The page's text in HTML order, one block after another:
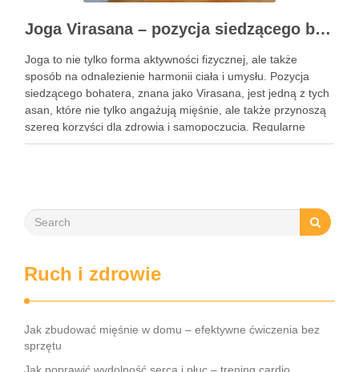
Joga Virasana – pozycja siedzącego bohatera i jej korzyści
Joga to nie tylko forma aktywności fizycznej, ale także
sposób na odnalezienie harmonii ciała i umysłu. Pozycja
siedzącego bohatera, znana jako Virasana, jest jedną z tych
asan, które nie tylko angażują mięśnie, ale także przynoszą
szereg korzyści dla zdrowia i samopoczucia. Regularne
praktykowanie tej pozycji może poprawić elastyczność
Ruch i zdrowie
Jak zbudować mięśnie w domu – efektywne ćwiczenia bez
sprzętu